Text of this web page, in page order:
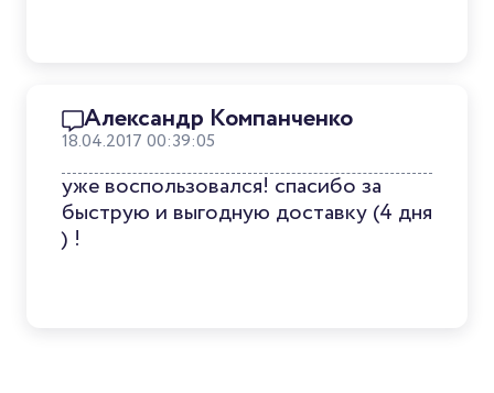
Александр Компанченко
18.04.2017 00:39:05
уже воспользовался! спасибо за
быструю и выгодную доставку (4 дня
) !